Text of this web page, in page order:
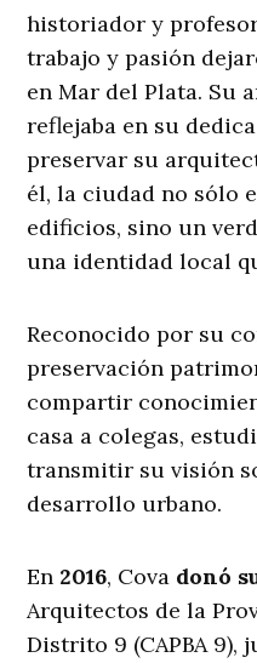
historiador y
trabajo y pasión
en Mar del Plata. Su
reflejaba en su
preservar su
él, la ciudad no sólo
edificios, sino un
una identidad local
Reconocido por su
preservación
compartir
casa a colegas,
transmitir su visión
desarrollo urbano.
En 2016, Cova donó
Arquitectos de la
Distrito 9 (CAPBA 9),